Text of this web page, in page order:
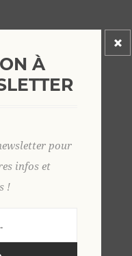
lin élastiqué uni
À
pour
infos et
!